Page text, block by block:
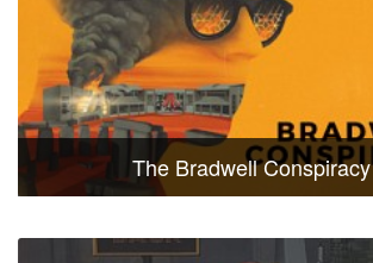
The Bradwell Conspiracy